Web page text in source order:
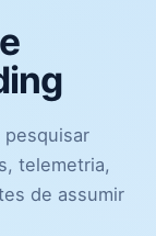
pesquisar
telemetria,
de assumir